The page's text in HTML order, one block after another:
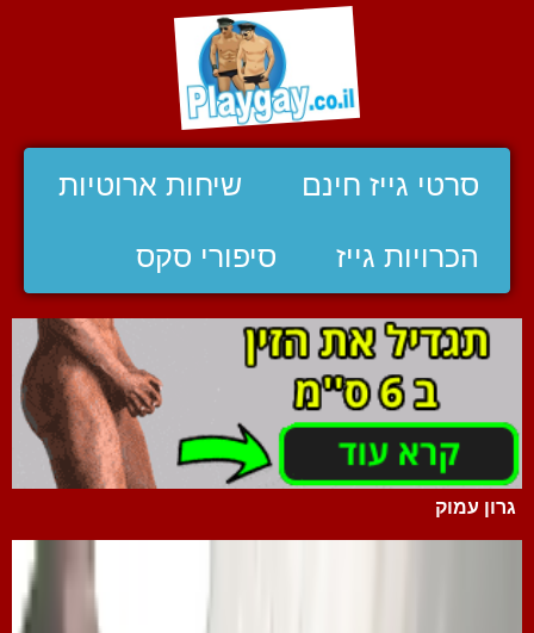
סרטי גייז חינם שיחות ארוטיות
הכרויות גייז סיפורי סקס
גרון עמוק